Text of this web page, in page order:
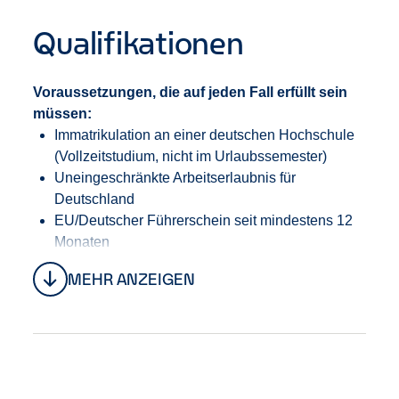
Qualifikationen
MEHR ANZEIGEN
Voraussetzungen, die auf jeden Fall erfüllt sein
müssen:
Immatrikulation an einer deutschen Hochschule
(Vollzeitstudium, nicht im Urlaubssemester)
Uneingeschränkte Arbeitserlaubnis für
Deutschland
EU/Deutscher Führerschein seit mindestens 12
Monaten
Maximal 3 Punkt im Flensburg -
Fahreignungsregister (FAER).